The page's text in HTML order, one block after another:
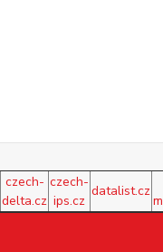
czech-
delta.cz
czech-
ips.cz
datalist.cz